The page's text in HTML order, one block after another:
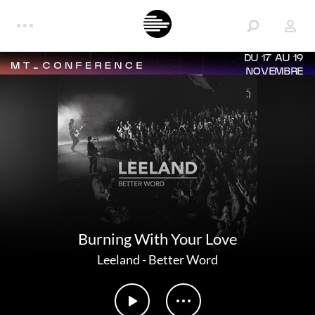
DU 17 AU 19
NOVEMBRE
Burning With Your Love
Leeland-Better Word